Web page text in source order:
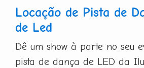
Locação de Pista de
de Led
Dê um show à parte no seu
pista de dança de LED da